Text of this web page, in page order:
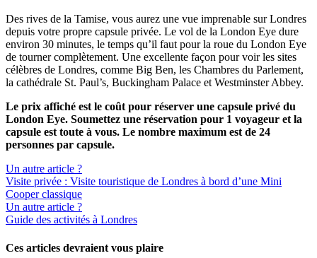
Des rives de la Tamise, vous aurez une vue imprenable sur Londres
depuis votre propre capsule privée. Le vol de la London Eye dure
environ 30 minutes, le temps qu’il faut pour la roue du London Eye
de tourner complètement. Une excellente façon pour voir les sites
célèbres de Londres, comme Big Ben, les Chambres du Parlement,
la cathédrale St. Paul’s, Buckingham Palace et Westminster Abbey.
Le prix affiché est le coût pour réserver une capsule privé du
London Eye. Soumettez une réservation pour 1 voyageur et la
capsule est toute à vous. Le nombre maximum est de 24
personnes par capsule.
Un autre article ?
Visite privée : Visite touristique de Londres à bord d’une Mini
Cooper classique
Un autre article ?
Guide des activités à Londres
Ces articles devraient vous plaire